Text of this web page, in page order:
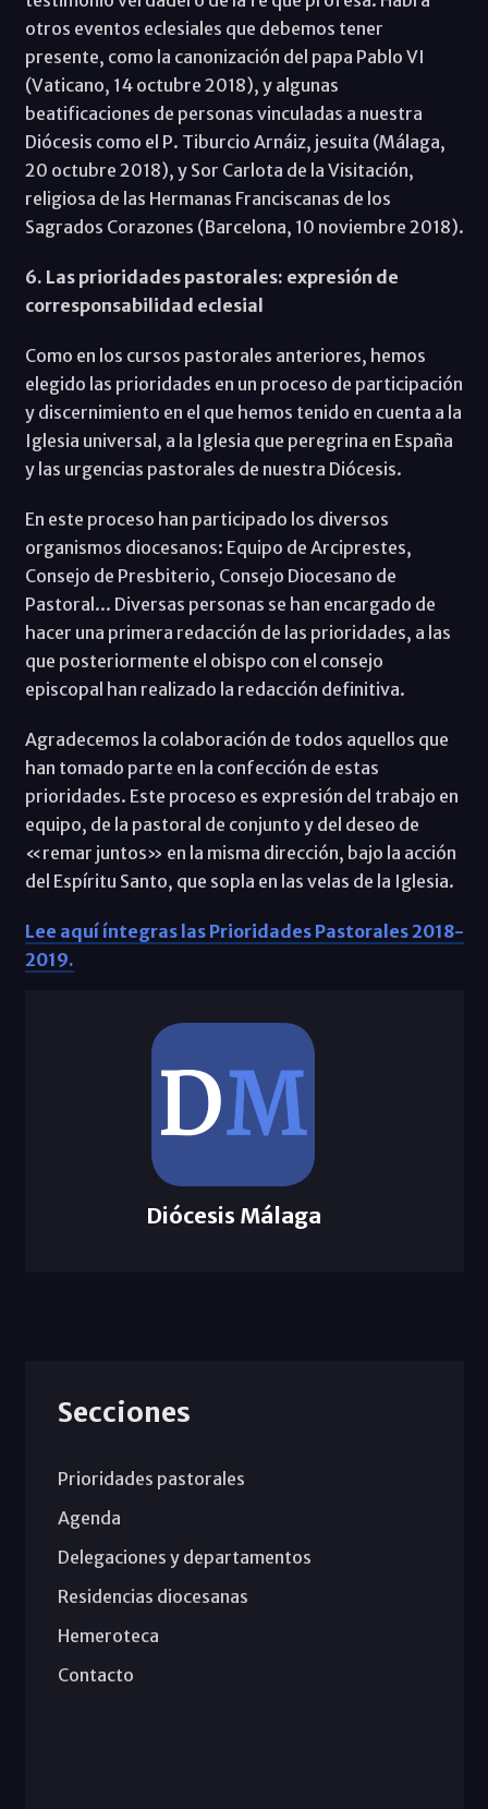
otros eventos eclesiales que debemos tener
presente, como la canonización del papa Pablo VI
(Vaticano, 14 octubre 2018), y algunas
beatificaciones de personas vinculadas a nuestra
Diócesis como el P. Tiburcio Arnáiz, jesuita (Málaga,
20 octubre 2018), y Sor Carlota de la Visitación,
religiosa de las Hermanas Franciscanas de los
Sagrados Corazones (Barcelona, 10 noviembre 2018).
6. Las prioridades pastorales: expresión de
corresponsabilidad eclesial
Como en los cursos pastorales anteriores, hemos
elegido las prioridades en un proceso de participación
y discernimiento en el que hemos tenido en cuenta a la
Iglesia universal, a la Iglesia que peregrina en España
y las urgencias pastorales de nuestra Diócesis.
En este proceso han participado los diversos
organismos diocesanos: Equipo de Arciprestes,
Consejo de Presbiterio, Consejo Diocesano de
Pastoral... Diversas personas se han encargado de
hacer una primera redacción de las prioridades, a las
que posteriormente el obispo con el consejo
episcopal han realizado la redacción definitiva.
Agradecemos la colaboración de todos aquellos que
han tomado parte en la confección de estas
prioridades. Este proceso es expresión del trabajo en
equipo, de la pastoral de conjunto y del deseo de
«remar juntos» en la misma dirección, bajo la acción
del Espíritu Santo, que sopla en las velas de la Iglesia.
Lee aquí íntegras las Prioridades Pastorales 2018-
2019.
Diócesis Málaga
Secciones
Prioridades pastorales
Agenda
Delegaciones y departamentos
Residencias diocesanas
Hemeroteca
Contacto